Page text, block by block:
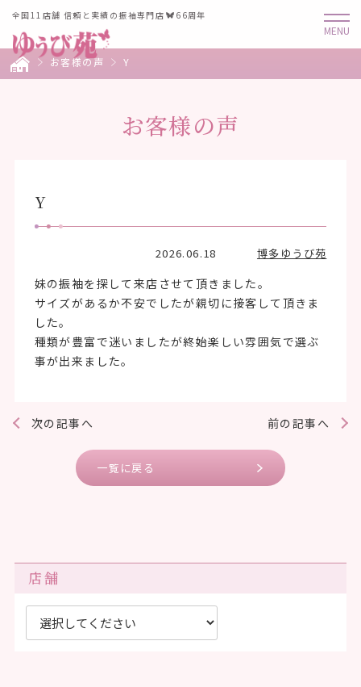
全国11店舗 信頼と実績の振袖専門店 66周年
お客様の声 Y
お客様の声
Y
2026.06.18 博多ゆうび苑
妹の振袖を探して来店させて頂きました。
サイズがあるか不安でしたが親切に接客して頂きま
した。
種類が豊富で迷いましたが終始楽しい雰囲気で選ぶ
事が出来ました。
前の記事へ
次の記事へ
一覧に戻る
店舗